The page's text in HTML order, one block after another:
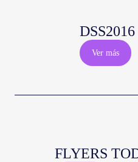
Ver más
FLYERS